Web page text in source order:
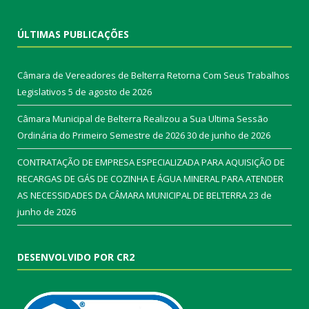
ÚLTIMAS PUBLICAÇÕES
Câmara de Vereadores de Belterra Retorna Com Seus Trabalhos
Legislativos 5 de agosto de 2026
Câmara Municipal de Belterra Realizou a Sua Ultima Sessão
Ordinária do Primeiro Semestre de 202630 de junho de 2026
CONTRATAÇÃO DE EMPRESA ESPECIALIZADA PARA AQUISIÇÃO DE
RECARGAS DE GÁS DE COZINHA E ÁGUA MINERAL PARA ATENDER
AS NECESSIDADES DA CÂMARA MUNICIPAL DE BELTERRA23 de
junho de 2026
DESENVOLVIDO POR CR2